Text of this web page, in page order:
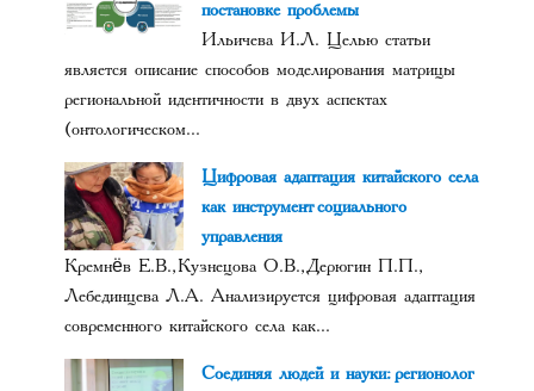
постановке проблемы
Ильичева И.Л. Целью статьи
является описание способов моделирования матрицы
региональной идентичности в двух аспектах
(онтологическом...
Цифровая адаптация китайского села
как инструмент социального
управления
Кремнёв Е.В., Кузнецова О.В., Дерюгин П.П.,
Лебединцева Л.А. Анализируется цифровая адаптация
современного китайского села как...
Соединяя людей и науки: регионолог